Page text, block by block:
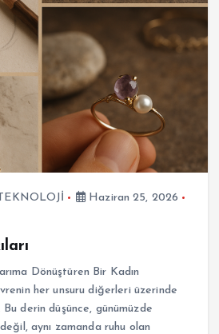
Haziran 25, 2026
Dönüştüren Bir Kadın
her unsuru diğerleri üzerinde
derin düşünce, günümüzde
aynı zamanda ruhu olan